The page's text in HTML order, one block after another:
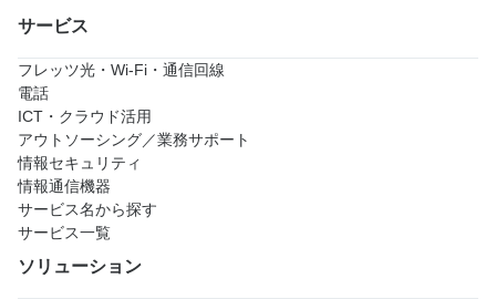
サービス
フレッツ光・Wi-Fi・通信回線
電話
ICT・クラウド活用
アウトソーシング／業務サポート
情報セキュリティ
情報通信機器
サービス名から探す
サービス一覧
ソリューション